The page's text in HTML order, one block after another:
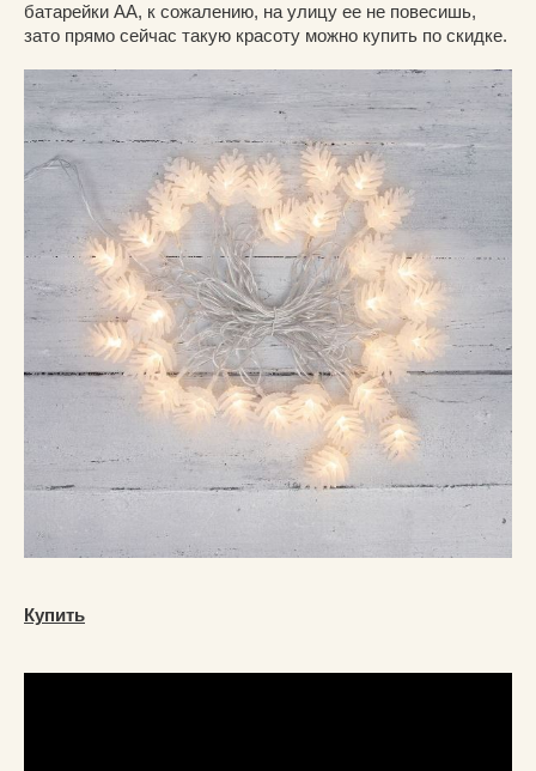
батарейки АА, к сожалению, на улицу ее не повесишь,
зато прямо сейчас такую красоту можно купить по скидке.
Купить